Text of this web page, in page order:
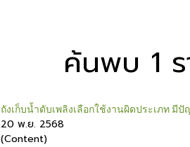
ค้นพบ 1 ร
ถังเก็บน้ำดับเพลิงเลือกใช้งานผิดประเภท มี
20 พ.ย. 2568
(Content)